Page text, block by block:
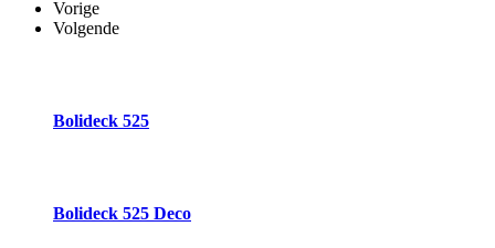
Vorige
Volgende
Bolideck 525
Bolideck 525 Deco